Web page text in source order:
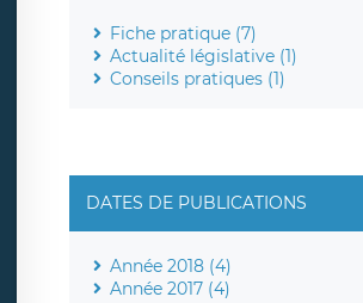
Fiche pratique (7)
Actualité législative (1)
Conseils pratiques (1)
DATES DE PUBLICATIONS
Année 2018 (4)
Année 2017 (4)